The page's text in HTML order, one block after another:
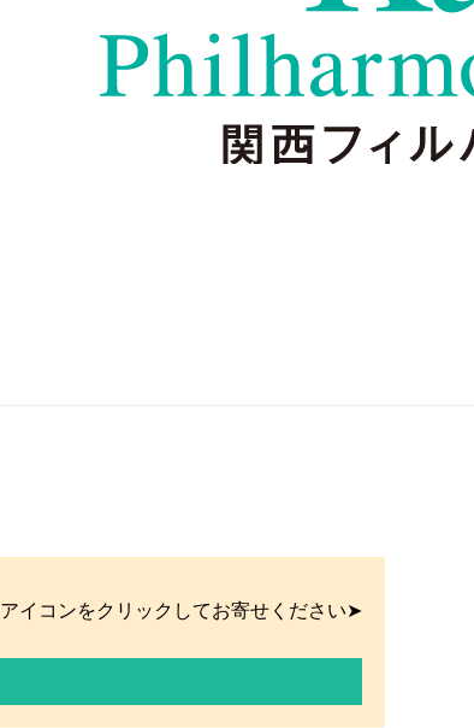
ン・デュメイ、首席指揮者・藤岡幸夫…
www.kansaiphil.jp
イコンをクリックしてお寄せください➤